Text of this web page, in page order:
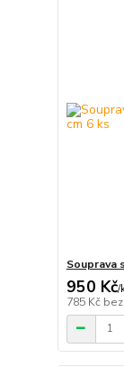
Souprava
950 Kč/
785 Kč